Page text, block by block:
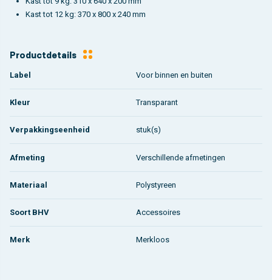
Kast tot 12 kg: 370 x 800 x 240 mm
Productdetails
Label Voor binnen en buiten
Kleur Transparant
Verpakkingseenheid stuk(s)
Afmeting Verschillende afmetingen
Materiaal Polystyreen
Soort BHV Accessoires
Merk Merkloos